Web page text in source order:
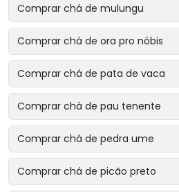
Comprar chá de mulungu
Comprar chá de ora pro nóbis
Comprar chá de pata de vaca
Comprar chá de pau tenente
Comprar chá de pedra ume
Comprar chá de picão preto